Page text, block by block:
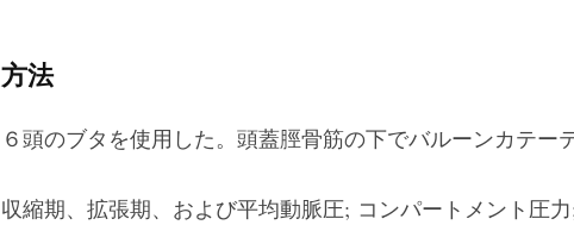
方法
６頭のブタを使用した。頭蓋脛骨筋の下でバルーンカテー
収縮期、拡張期、および平均動脈圧; コンパートメント圧